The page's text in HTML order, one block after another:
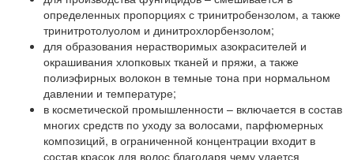
определенных пропорциях с тринитробензолом, а также
тринитротолуолом и динитрохлорбензолом;
для образования нерастворимых азокрасителей и
окрашивания хлопковых тканей и пряжи, а также
полиэфирных волокон в темные тона при нормальном
давлении и температуре;
в косметической промышленности – включается в состав
многих средств по уходу за волосами, парфюмерных
композиций, в ограниченной концентрации входит в
состав красок для волос благодаря чему удается